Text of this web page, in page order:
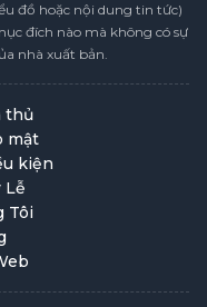
đồ hoặc nội dung tin tức)
đích nào mà không có sự
nhà xuất bản.
thủ
mật
kiện
Lễ
Tôi